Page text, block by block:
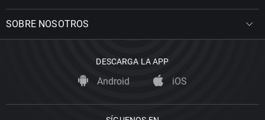
SOBRE NOSOTROS
DESCARGA LA APP
Android iOS